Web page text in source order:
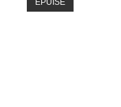
ÉPUISÉ